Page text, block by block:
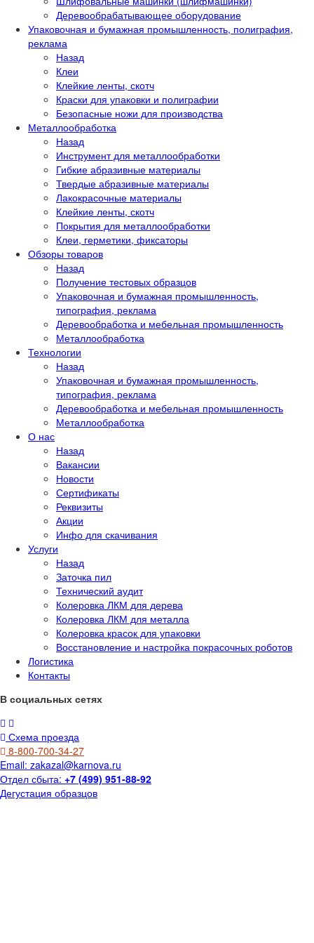
Деревообрабатывающее оборудование
Упаковочная и бумажная промышленность, полиграфия,
реклама
Назад
Клеи
Клейкие ленты, скотч
Краски для упаковки и полиграфии
Безопасные ножи для производства
Металлообработка
Назад
Инструмент для металлообработки
Гибкие абразивные материалы
Твердые абразивные материалы
Лакокрасочные материалы
Клейкие ленты, скотч
Покрытия для металлообработки
Клеи, герметики, фиксаторы
Обзоры товаров
Назад
Получение тестовых образцов
Упаковочная и бумажная промышленность,
типография, реклама
Деревообработка и мебельная промышленность
Металлообработка
Технологии
Назад
Упаковочная и бумажная промышленность,
типография, реклама
Деревообработка и мебельная промышленность
Металлообработка
О нас
Назад
Вакансии
Новости
Сертификаты
Реквизиты
Акции
Инфо для скачивания
Услуги
Назад
Заточка пил
Технический аудит
Колеровка ЛКМ для дерева
Колеровка ЛКМ для металла
Колеровка красок для упаковки
Восстановление и настройка покрасочных роботов
Логистика
Контакты
В социальных сетях
Схема проезда
8-800-700-34-27
Email: zakazal@karnova.ru
Отдел сбыта: +7 (499) 951-88-92
Дегустация образцов